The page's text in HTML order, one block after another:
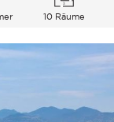
10 Räume